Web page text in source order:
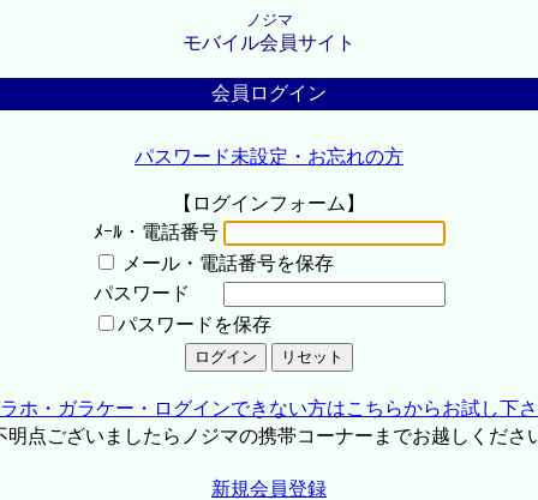
ノジマ
モバイル会員サイト
会員ログイン
パスワード未設定・お忘れの方
【ログインフォーム】
ﾒｰﾙ・電話番号
メール・電話番号を保存
パスワード
パスワードを保存
ホ・ガラケー・ログインできない方はこちらからお試し下
点ございましたらノジマの携帯コーナーまでお越しくださ
新規会員登録